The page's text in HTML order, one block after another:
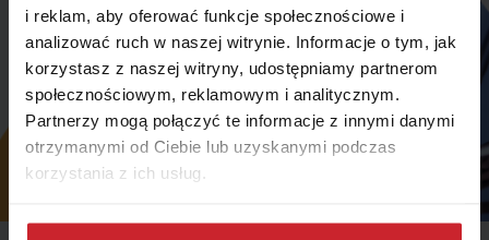
i reklam, aby oferować funkcje społecznościowe i
analizować ruch w naszej witrynie. Informacje o tym, jak
korzystasz z naszej witryny, udostępniamy partnerom
społecznościowym, reklamowym i analitycznym.
Partnerzy mogą połączyć te informacje z innymi danymi
otrzymanymi od Ciebie lub uzyskanymi podczas
korzystania z ich usług.
Dowiedz się więcej na temat tego, kim jesteśmy, jak